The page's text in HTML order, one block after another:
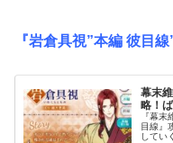
『岩倉具視”本編 彼目
幕末
略！
『幕
目線』
してい